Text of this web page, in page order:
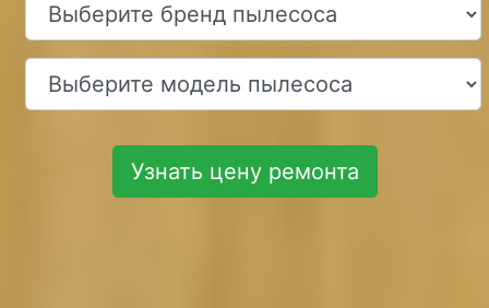
Узнать цену ремонта